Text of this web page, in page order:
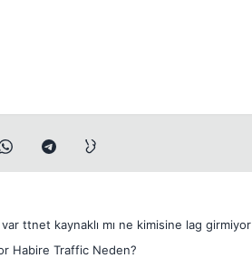
var ttnet kaynaklı mı ne kimisine lag girmiyor
Habire Traffic Neden?